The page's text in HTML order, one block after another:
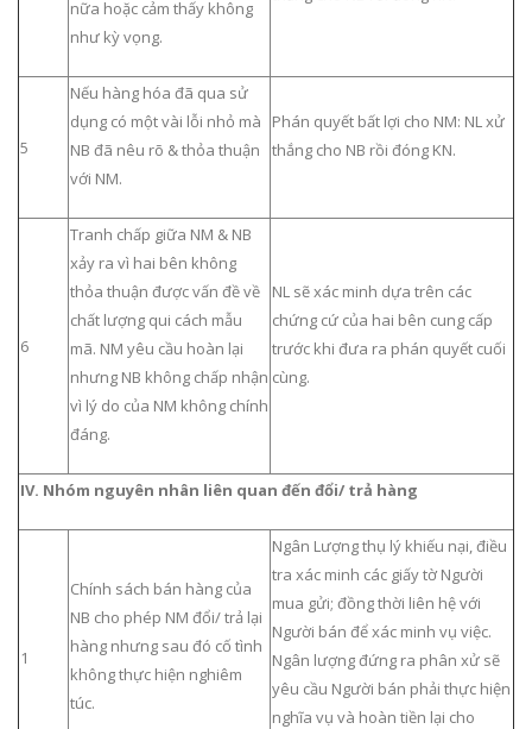
nữa hoặc cảm thấy không
như kỳ vọng.
5
Nếu hàng hóa đã qua sử
dụng có một vài lỗi nhỏ mà
NB đã nêu rõ & thỏa thuận
với NM.
Phán quyết bất lợi cho NM: NL xử
thắng cho NB rồi đóng KN.
6
Tranh chấp giữa NM & NB
xảy ra vì hai bên không
thỏa thuận được vấn đề về
chất lượng qui cách mẫu
mã. NM yêu cầu hoàn lại
nhưng NB không chấp nhận
vì lý do của NM không chính
đáng.
NL sẽ xác minh dựa trên các
chứng cứ của hai bên cung cấp
trước khi đưa ra phán quyết cuối
cùng.
IV. Nhóm nguyên nhân liên quan đến đổi/ trả hàng
1
Chính sách bán hàng của
NB cho phép NM đổi/ trả lại
hàng nhưng sau đó cố tình
không thực hiện nghiêm
túc.
Ngân Lượng thụ lý khiếu nại, điều
tra xác minh các giấy tờ Người
mua gửi; đồng thời liên hệ với
Người bán để xác minh vụ việc.
Ngân lượng đứng ra phân xử sẽ
yêu cầu Người bán phải thực hiện
nghĩa vụ và hoàn tiền lại cho